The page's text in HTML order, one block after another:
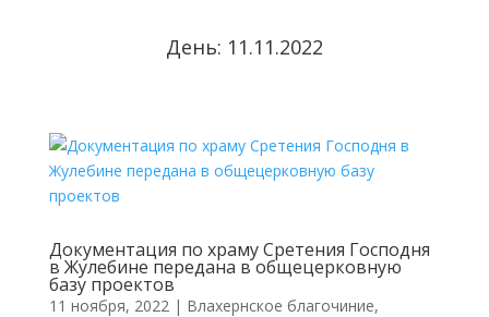
День: 11.11.2022
Документация по храму Сретения Господня
в Жулебине передана в общецерковную
базу проектов
11 ноября, 2022| Влахернское благочиние,